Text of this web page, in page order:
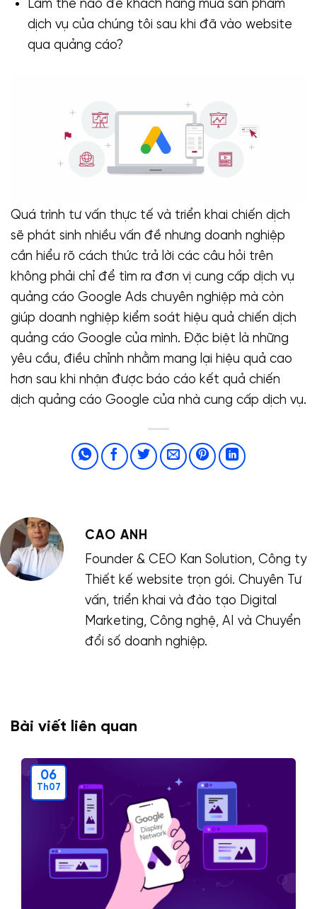
Làm thế nào để khách hàng mua sản phẩm
dịch vụ của chúng tôi sau khi đã vào website
qua quảng cáo?
Quá trình tư vấn thực tế và triển khai chiến dịch
sẽ phát sinh nhiều vấn đề nhưng doanh nghiệp
cần hiểu rõ cách thức trả lời các câu hỏi trên
không phải chỉ để tìm ra đơn vị cung cấp dịch vụ
quảng cáo Google Ads chuyên nghiệp mà còn
giúp doanh nghiệp kiểm soát hiệu quả chiến dịch
quảng cáo Google của mình. Đặc biệt là những
yêu cầu, điều chỉnh nhằm mang lại hiệu quả cao
hơn sau khi nhận được báo cáo kết quả chiến
dịch quảng cáo Google của nhà cung cấp dịch vụ.
CAO ANH
Founder & CEO Kan Solution, Công ty
Thiết kế website trọn gói. Chuyên Tư
vấn, triển khai và đào tạo Digital
Marketing, Công nghệ, AI và Chuyển
đổi số doanh nghiệp.
Bài viết liên quan
06
Th07